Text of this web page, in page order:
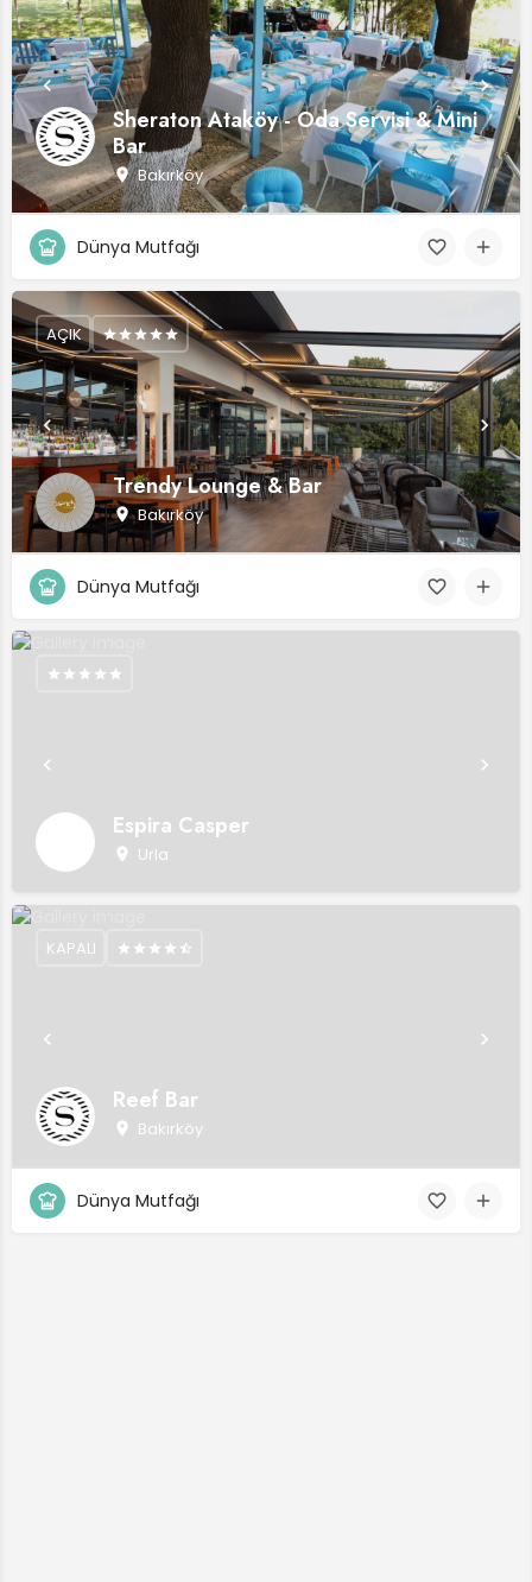
Sheraton Ataköy - Oda Servisi & Mini
Bar
Bakırköy
Dünya Mutfağı
Trendy Lounge & Bar
Bakırköy
AÇIK
Dünya Mutfağı
Espira Casper
Urla
Reef Bar
Bakırköy
KAPALI
Dünya Mutfağı